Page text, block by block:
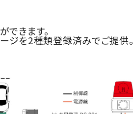
きます。
ジを2種類登録済みでご提供。